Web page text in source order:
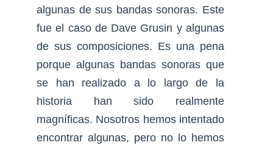
algunas de sus bandas sonoras. Este
fue el caso de Dave Grusin y algunas
de sus composiciones. Es una pena
porque algunas bandas sonoras que
se han realizado a lo largo de la
historia han sido realmente
magníficas. Nosotros hemos intentado
encontrar algunas, pero no lo hemos